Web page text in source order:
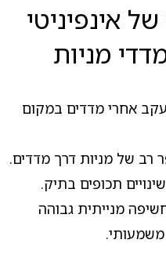
אינפיניטי
מניות
אחרי מדדים במקום
רב של מניות דרך מדדים.
תכופים בתיק.
מנייתית גבוהה
משמעותי.